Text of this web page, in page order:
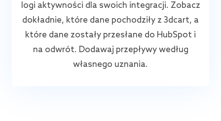
logi aktywności dla swoich integracji. Zobacz
dokładnie, które dane pochodziły z 3dcart, a
które dane zostały przesłane do HubSpot i
na odwrót. Dodawaj przepływy według
własnego uznania.